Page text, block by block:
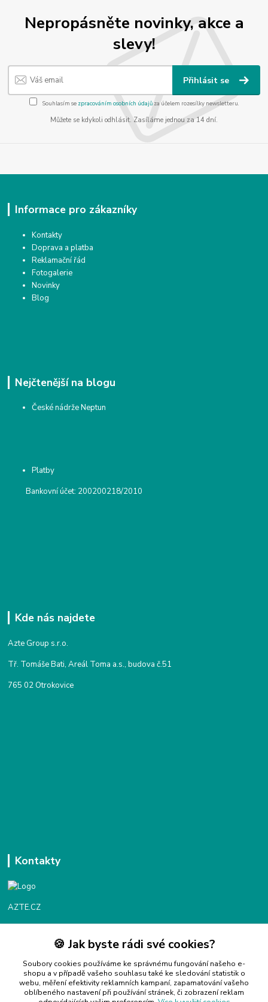
Nepropásněte novinky, akce a
slevy!
Přihlásit se
Souhlasím se zpracováním osobních údajůza účelem rozesílky newsletteru.
Můžete se kdykoli odhlásit. Zasíláme jednou za 14 dní.
Informace pro zákazníky
Kontakty
Doprava a platba
Reklamační řád
Fotogalerie
Novinky
Blog
Nejčtenější na blogu
České nádrže Neptun
Platby
Bankovní účet: 200200218/2010
Kde nás najdete
Azte Group s.r.o.
Tř. Tomáše Bati, Areál Toma a.s., budova č.51
765 02 Otrokovice
Kontakty
AZTE.CZ
Objednávky / fakturace
Po - Čt 9:00 - 16:00
Info@azte.cz
🍪 Jak byste rádi své cookies?
Soubory cookies používáme ke správnému fungování našeho e-
shopu a v případě vašeho souhlasu také ke sledování statistik o
webu, měření efektivity reklamních kampaní, zapamatování vašeho
oblíbeného nastavení při používání stránek, či zobrazení reklam